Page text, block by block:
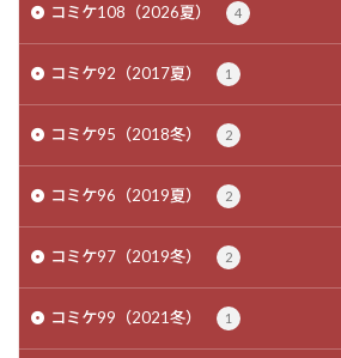
コミケ108（2026夏） 4
コミケ92（2017夏） 1
コミケ95（2018冬） 2
コミケ96（2019夏） 2
コミケ97（2019冬） 2
コミケ99（2021冬） 1